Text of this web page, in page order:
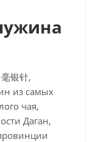
银针,
из самых
чая,
Даган,